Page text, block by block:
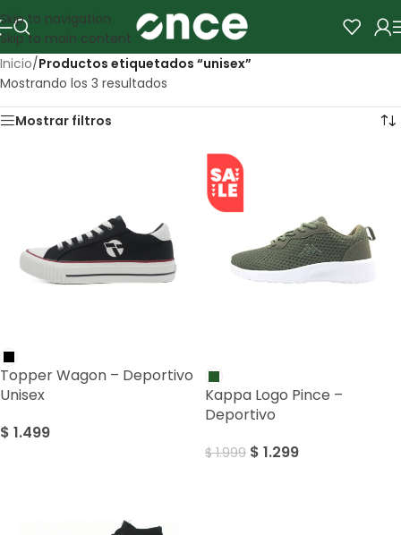
Skip to navigation
Skip to main content
Inicio/Productos etiquetados “unisex”
Mostrando los 3 resultados
Mostrar filtros
Topper Wagon – Deportivo
Unisex
$ 1.499
Kappa Logo Pince –
Deportivo
$1.999 $ 1.299